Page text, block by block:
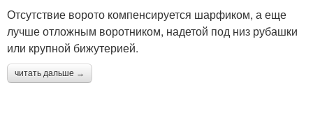
Отсутствие ворото компенсируется шарфиком, а еще
лучше отложным воротником, надетой под низ рубашки
или крупной бижутерией.
читать дальше →